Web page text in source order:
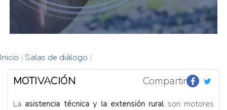
Inicio | Salas de diálogo |
MOTIVACIÓN Compartir
La asistencia técnica y la extensión ruralson motores